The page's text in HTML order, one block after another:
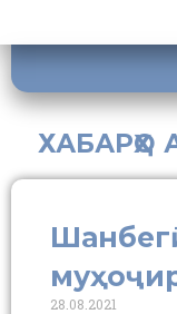
ХАБАРҲО
28.08.2021